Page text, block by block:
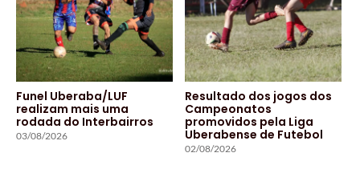
Funel Uberaba/LUF
realizam mais uma
rodada do Interbairros
03/08/2026
Resultado dos jogos dos
Campeonatos
promovidos pela Liga
Uberabense de Futebol
02/08/2026